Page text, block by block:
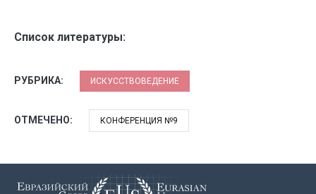
Список литературы:
РУБРИКА: ИСКУССТВОВЕДЕНИЕ
ОТМЕЧЕНО: КОНФЕРЕНЦИЯ №9